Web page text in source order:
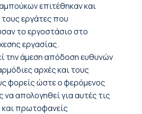
επιτέθηκαν και
εργάτες που
το εργοστάσιο στο
εργασίας.
την άμεση απόδοση ευθυνών
αρχές και τους
φορείς ώστε ο φερόμενος
να απολογηθεί για αυτές τις
πρωτοφανείς